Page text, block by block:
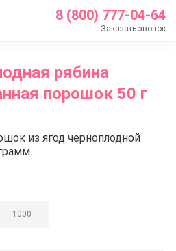
8 (800) 777-04-64
Заказать звонок
сублимированная порошок
рябина
порошок 50 г
рябина
из ягод черноплодной
1000